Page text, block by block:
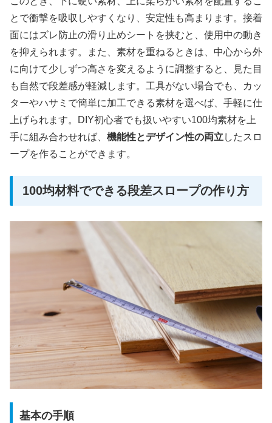
とで衝撃を吸収しやすくなり、安定性も高まります。接着
面にはズレ防止の滑り止めシートを挟むと、使用中の動き
を抑えられます。また、素材を重ねるときは、中心から外
に向けて少しずつ高さを変えるように調整すると、見た目
も自然で段差感が軽減します。工具がない場合でも、カッ
ターやハサミで簡単に加工できる素材を選べば、手軽に仕
上げられます。DIY初心者でも扱いやすい100均素材を上
手に組み合わせれば、 機能性とデザイン性の両立 したスロ
ープを作ることができます。
100均材料でできる段差スロープの作り方
基本の手順